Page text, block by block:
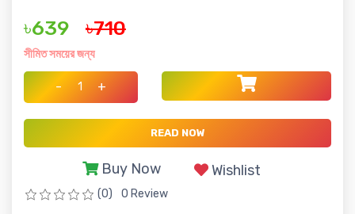
৳639 ৳710
সীমিত সময়ের জন্য
- +
READ NOW
Buy Now Wishlist
(0) 0 Review